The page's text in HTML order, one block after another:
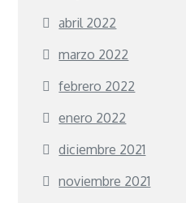
abril 2022
marzo 2022
febrero 2022
enero 2022
diciembre 2021
noviembre 2021